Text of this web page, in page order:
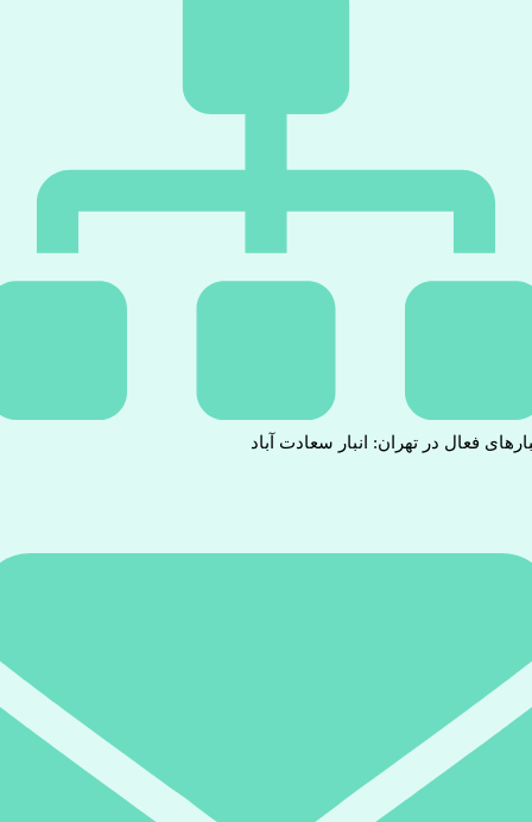
فعال در تهران: انبار سعادت آباد